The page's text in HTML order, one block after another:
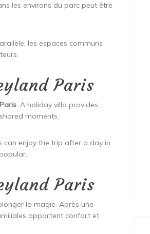
les environs du parc peut être
les espaces communs
Paris
. A holiday villa provides
moments.
can enjoy the trip after a day in
Paris
la magie. Après une
apportent confort et